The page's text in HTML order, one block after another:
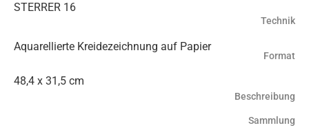
STERRER 16
Technik
Aquarellierte Kreidezeichnung auf Papier
Format
48,4 x 31,5 cm
Beschreibung
Sammlung